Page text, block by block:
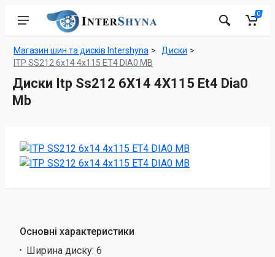
0
Магазин шин та дисків Intershyna
Диски
ITP SS212 6x14 4x115 ET4 DIA0 MB
Диски Itp Ss212 6X14 4X115 Et4 Dia0
Mb
Основні характеристики
Ширина диску: 6